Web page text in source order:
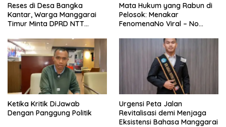
Reses di Desa Bangka
Kantar, Warga Manggarai
Timur Minta DPRD NTT
Pergub Larangan Beli BBM
Bersubsidi Bagi Penunggak
Pajak
Mata Hukum yang Rabun di
Pelosok: Menakar
FenomenaNo Viral – No
Ketika Kritik DiJawab
Dengan Panggung Politik
Urgensi Peta Jalan
Revitalisasi demi Menjaga
Eksistensi Bahasa Manggarai